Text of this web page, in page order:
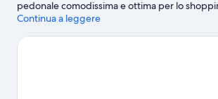
pedonale comodissima e ottima per lo
culturale, British Museum e Royal Albert Hall
della zona ci sono anche Marble Arch e
Continua a leggere